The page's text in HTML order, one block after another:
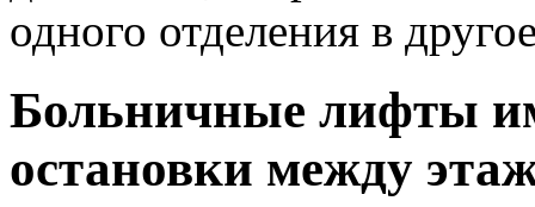
одного отделения в
Больничные лифты
остановки между